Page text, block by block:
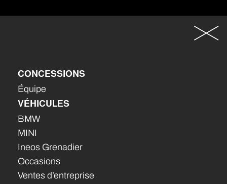
CONCESSIONS
Équipe
VÉHICULES
BMW
MINI
Ineos Grenadier
Occasions
Ventes d’entreprise